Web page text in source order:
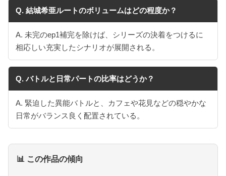
Q. 結城希亜ルートのボリュームはどの程度か？
A. 未完のep1補完を除けば、シリーズの決着をつけるに
相応しい充実したシナリオが展開される。
Q. バトルと日常パートの比率はどうか？
A. 緊迫した異能バトルと、カフェや花見などの穏やかな
日常がバランス良く配置されている。
📊 この作品の傾向